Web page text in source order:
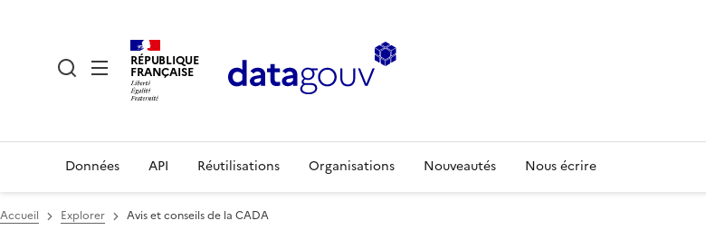
RÉPUBLIQUE
FRANÇAISE
Données API Réutilisations Organisations Nouveautés Nous écrire
Accueil Explorer Avis et conseils de la CADA